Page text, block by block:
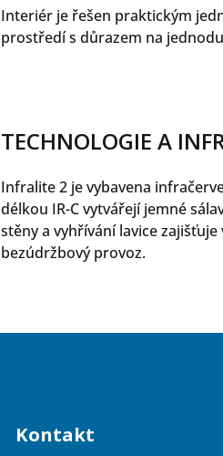
Interiér je řešen praktickým
prostředí s důrazem na
TECHNOLOGIE A
Infralite 2 je vybavena
délkou IR-C vytvářejí jemné
stěny a vyhřívání lavice
bezúdržbový provoz.
Kontakt